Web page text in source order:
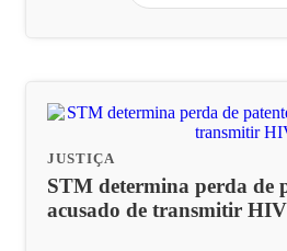
JUSTIÇA
STM determina perda de
acusado de transmitir HIV